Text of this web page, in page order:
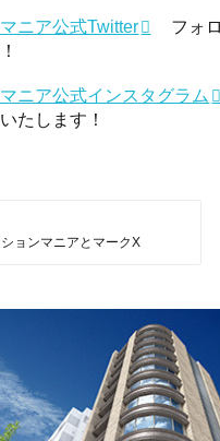
ニア公式Twitter
フォ
ニア公式インスタグラム
たします！
ョンマニアとマークX